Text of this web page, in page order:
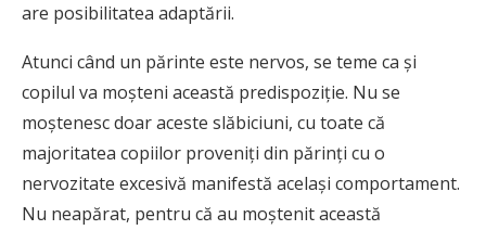
are posibilitatea adaptării.
Atunci când un părinte este nervos, se teme ca şi
copilul va moşteni această predispoziţie. Nu se
moştenesc doar aceste slăbiciuni, cu toate că
majoritatea copiilor proveniţi din părinţi cu o
nervozitate excesivă manifestă acelaşi comportament.
Nu neapărat, pentru că au moştenit această